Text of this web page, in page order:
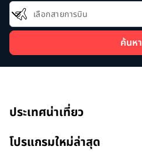
เลือกสายการบิน
ค้นหา
ประเทศน่าเที่ยว
โปรแกรมใหม่ล่าสุด